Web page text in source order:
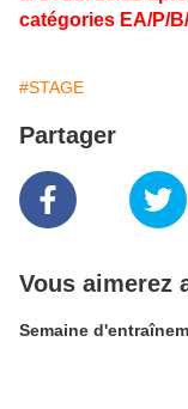
catégories EA/P/
#STAGE
Partager
Vous aimerez
Semaine